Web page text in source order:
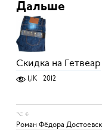
Дальше
Скидка на Гетвеар
1,1K 2012
⌥ ←
Роман Фёдора